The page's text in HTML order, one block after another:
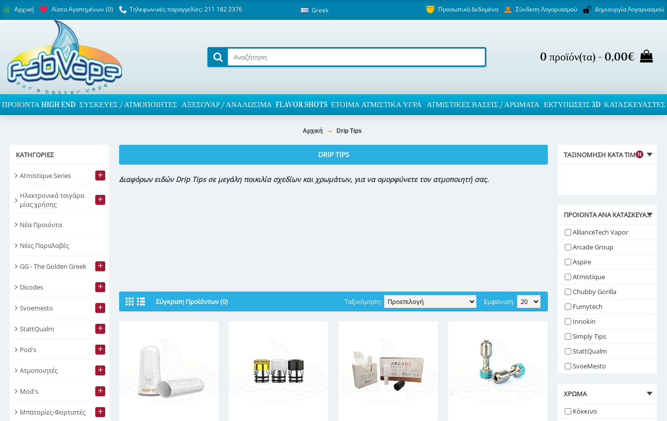
Αρχική Λίστα Αγαπημένων (0) Τηλεφωνικές παραγγελίες: 211 182 2376 Greek Προσωπικά Δεδομένα Σύνδεση Λογαριασμού Δημιουργία Λογαριασμού
0 προϊόν(τα) - 0,00€
ΠΡΟΙΌΝΤΑ HIGH END ΣΥΣΚΕΥΈΣ / ΑΤΜΟΠΟΙΗΤΈΣ ΑΞΕΣΟΥΆΡ / ΑΝΑΛΏΣΙΜΑ FLAVOR SHOTS ΈΤΟΙΜΑ ΑΤΜΙΣΤΙΚΆ ΥΓΡΆ ΑΤΜΙΣΤΙΚΈΣ ΒΆΣΕΙΣ / ΑΡΏΜΑΤΑ ΕΚΤΥΠΏΣΕΙΣ 3D ΚΑΤΑΣΚΕΥΑΣΤΕΣ
Αρχική Drip Tips
ΚΑΤΗΓΟΡΊΕΣ
Atmistique Series +
Ηλεκτρονικά τσιγάρα
μίας χρήσης
+
Νέα Προιόντα
Νέες Παραλαβές
GG - The Golden Greek +
Dicodes +
Svoemesto +
StattQualm +
Pod's +
Ατμοποιητές +
Mod's +
Μπαταρίες-Φορτιστές +
ΤΑΞΙΝΌΜΗΣΗ ΚΑΤΆ ΤΙΜΉ
ΠΡΟΙΌΝΤΑ ΑΝΑ ΚΑΤΑΣΚΕΥΑΣΤΉ
AllianceTech Vapor
Arcade Group
Aspire
Atmistique
Chubby Gorilla
Fumytech
Innokin
Simply Tips
StattQualm
SvoeMesto
ΧΡΏΜΑ
Κόκκινο
DRIP TIPS
Διαφόρων ειδών Drip Tips σε μεγάλη ποικιλία σχεδίων και χρωμάτων, για να ομορφύνετε τον ατμοποιητή σας.
Squape
Σύγκριση Προϊόντων (0) Εμφάνιση:
Ταξινόμηση: